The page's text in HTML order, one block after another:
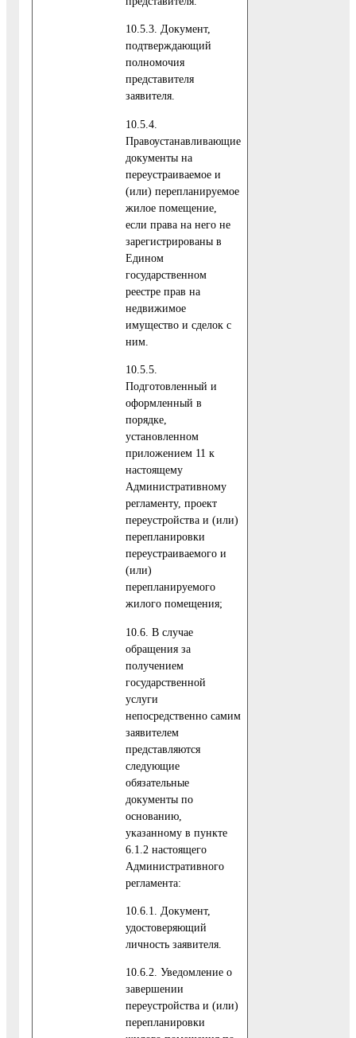
10.5.3. Документ,
подтверждающий
полномочия
представителя
заявителя.
10.5.4.
Правоустанавливающие
документы на
переустраиваемое и
(или) перепланируемое
жилое помещение,
если права на него не
зарегистрированы в
Едином
государственном
реестре прав на
недвижимое
имущество и сделок с
ним.
10.5.5.
Подготовленный и
оформленный в
порядке,
установленном
приложением 11 к
настоящему
Административному
регламенту, проект
переустройства и (или)
перепланировки
переустраиваемого и
(или)
перепланируемого
жилого помещения;
10.6. В случае
обращения за
получением
государственной
услуги
непосредственно самим
заявителем
представляются
следующие
обязательные
документы по
основанию,
указанному в пункте
6.1.2 настоящего
Административного
регламента:
10.6.1. Документ,
удостоверяющий
личность заявителя.
10.6.2. Уведомление о
завершении
переустройства и (или)
перепланировки